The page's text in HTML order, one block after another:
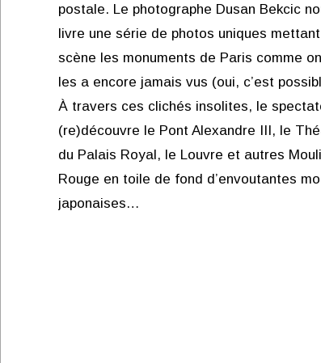
postale. Le photographe Dusan Bekcic
livre une série de photos uniques
scène les monuments de Paris comme
les a encore jamais vus (oui, c’est
À travers ces clichés insolites, le
(re)découvre le Pont Alexandre III, le
du Palais Royal, le Louvre et autres
Rouge en toile de fond d’envoutantes
japonaises…